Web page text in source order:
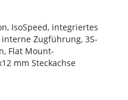
IsoSpeed, integriertes
Zugführung, 3S-
Flat Mount-
mm Steckachse